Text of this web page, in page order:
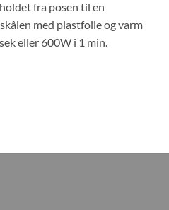
fra posen til en
med plastfolie og varm
eller 600W i 1 min.